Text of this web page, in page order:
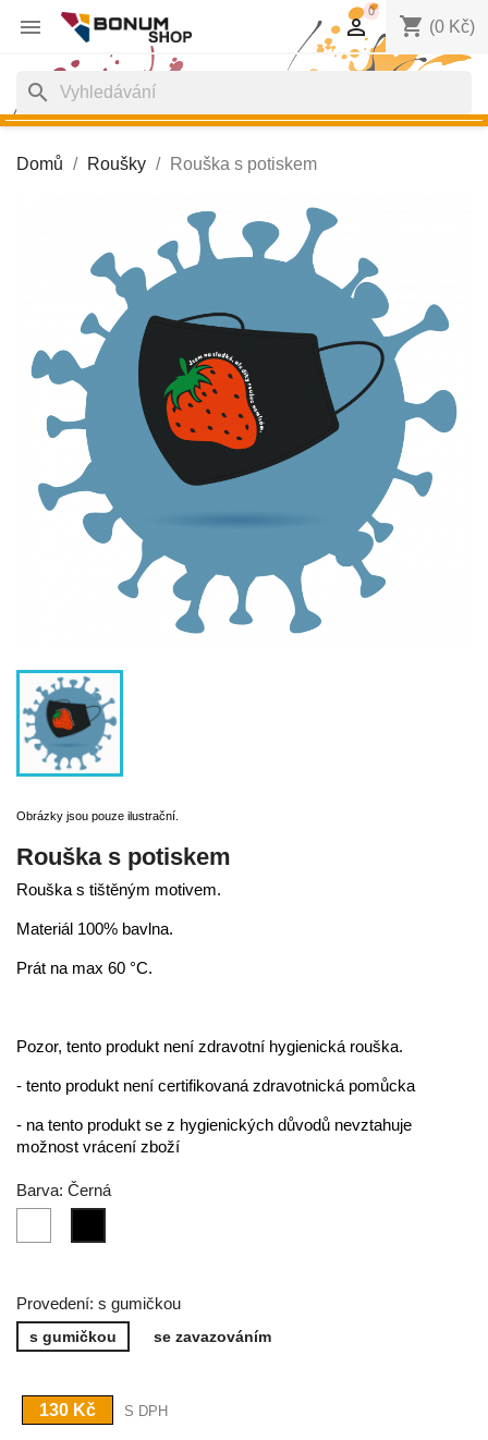
 shopping_cart
0
(0 Kč)

search
Domů Roušky Rouška s potiskem
Obrázky jsou pouze ilustrační.
Rouška s potiskem
Rouška s tištěným motivem.
Materiál 100% bavlna.
Prát na max 60 °C.
Pozor, tento produkt není zdravotní hygienická rouška.
- tento produkt není certifikovaná zdravotnická pomůcka
- na tento produkt se z hygienických důvodů nevztahuje
možnost vrácení zboží
Barva: Černá
Provedení: s gumičkou
s gumičkou se zavazováním
130 Kč S DPH